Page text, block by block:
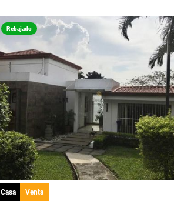
Rebajado
Casa Venta